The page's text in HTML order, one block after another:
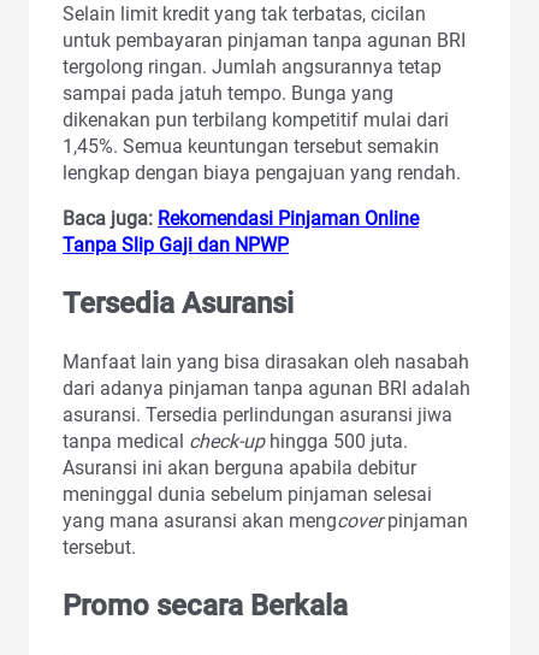
Selain limit kredit yang tak terbatas, cicilan
untuk pembayaran pinjaman tanpa agunan BRI
tergolong ringan. Jumlah angsurannya tetap
sampai pada jatuh tempo. Bunga yang
dikenakan pun terbilang kompetitif mulai dari
1,45%. Semua keuntungan tersebut semakin
lengkap dengan biaya pengajuan yang rendah.
Baca juga: Rekomendasi Pinjaman Online
Tanpa Slip Gaji dan NPWP
Tersedia Asuransi
Manfaat lain yang bisa dirasakan oleh nasabah
dari adanya pinjaman tanpa agunan BRI adalah
asuransi. Tersedia perlindungan asuransi jiwa
tanpa medical check-uphingga 500 juta.
Asuransi ini akan berguna apabila debitur
meninggal dunia sebelum pinjaman selesai
yang mana asuransi akan mengcoverpinjaman
tersebut.
Promo secara Berkala